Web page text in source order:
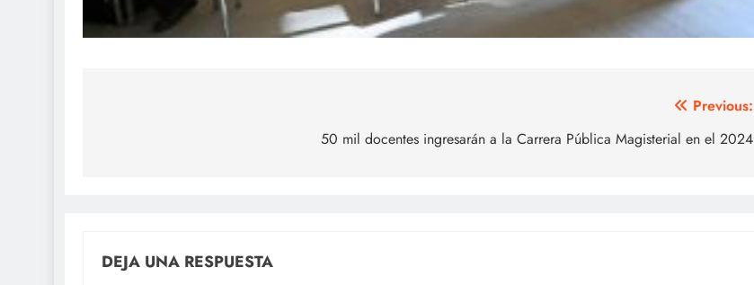
Previous:
50 mil docentes ingresarán a la Carrera Pública Magisterial en el 2024
DEJA UNA RESPUESTA